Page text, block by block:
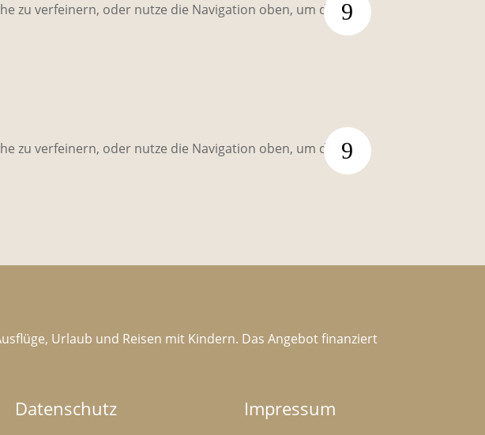
zu verfeinern, oder nutze die Navigation oben, um den
zu verfeinern, oder nutze die Navigation oben, um den
Urlaub und Reisen mit Kindern. Das Angebot finanziert
Datenschutz Impressum